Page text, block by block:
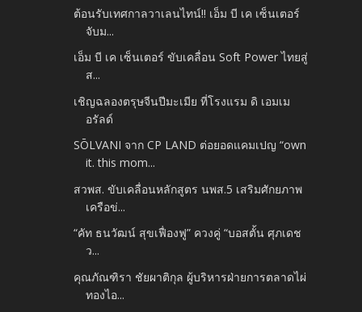
ต้อนรับเทศกาลวาเลนไทน์!! เอ็ม บี เค เซ็นเตอร์
จับม...
เอ็ม บี เค เซ็นเตอร์ ขับเคลื่อน Soft Power ไทยสู่
ส...
เชิญฉลองตรุษจีนปีมะเมีย ที่โรงแรม ดิ เอมเม
อรัลด์
SŌLVANI จาก CP LAND ต่อยอดแคมเปญ “own
it. this mom...
สวพส. ขับเคลื่อนหลักสูตร นพส.5 เสริมศักยภาพ
เครือข่...
“คัท ธนวัฒน์ สุขเฟื่องฟู” ควงคู่ “บอสตั้น ศุภเดช
ว...
คุณภัณฑิรา ชัยผาติกุล ผู้บริหารฝ่ายการตลาดไผ่
ทองไอ...